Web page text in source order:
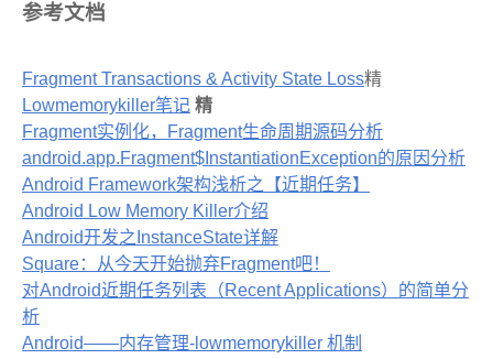
参考文档
Fragment Transactions & Activity State Loss精
Lowmemorykiller笔记 精
Fragment实例化，Fragment生命周期源码分析
android.app.Fragment$InstantiationException的原因分析
Android Framework架构浅析之【近期任务】
Android Low Memory Killer介绍
Android开发之InstanceState详解
Square：从今天开始抛弃Fragment吧！
对Android近期任务列表（Recent Applications）的简单分
析
Android——内存管理-lowmemorykiller 机制